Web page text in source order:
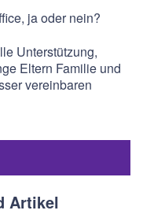
ja oder nein?
Unterstützung,
Eltern Familie und
vereinbaren
Artikel